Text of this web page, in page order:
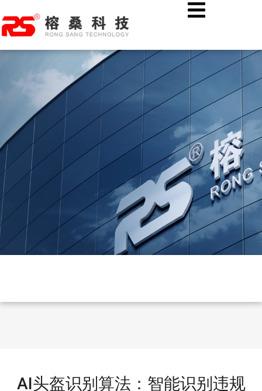
至
内
容
未来执法标配:5G高清执法记录仪,智能存储体现在哪里?
AI头盔识别算法：智能识别违规